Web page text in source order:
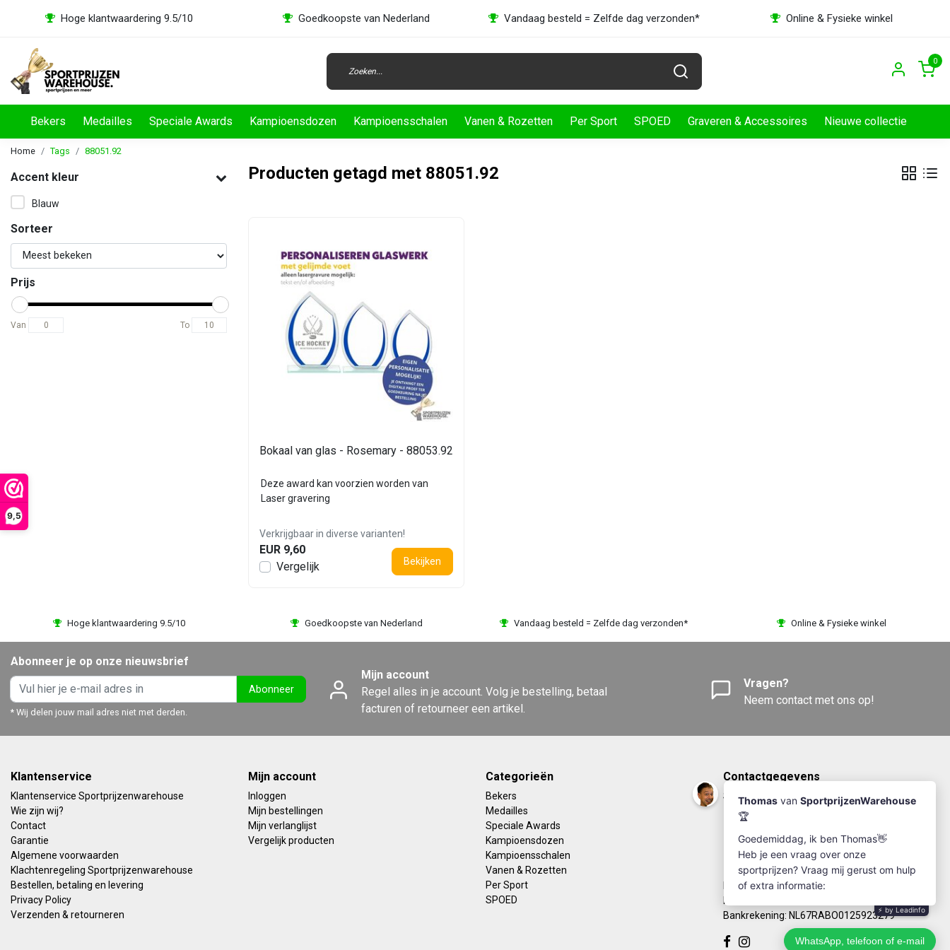
9,5
Hoge klantwaardering 9.5/10 Goedkoopste van Nederland Vandaag besteld = Zelfde dag verzonden* Online & Fysieke winkel
0
Bekers Medailles Speciale Awards Kampioensdozen Kampioensschalen Vanen & Rozetten Per Sport SPOED Graveren & Accessoires Nieuwe collectie
Home Tags 88051.92
Accent kleur
Blauw
Sorteer
Prijs
Van To
Producten getagd met 88051.92
Bokaal van glas - Rosemary - 88053.92
Deze award kan voorzien worden van
Laser gravering
Verkrijgbaar in diverse varianten!
EUR 9,60
Vergelijk
Bekijken
Hoge klantwaardering 9.5/10 Goedkoopste van Nederland Vandaag besteld = Zelfde dag verzonden* Online & Fysieke winkel
Abonneer je op onze nieuwsbrief
Abonneer
* Wij delen jouw mail adres niet met derden.
Mijn account
Regel alles in je account. Volg je bestelling, betaal
facturen of retourneer een artikel.
Vragen?
Neem contact met ons op!
Klantenservice
Klantenservice Sportprijzenwarehouse
Wie zijn wij?
Contact
Garantie
Algemene voorwaarden
Klachtenregeling Sportprijzenwarehouse
Bestellen, betaling en levering
Privacy Policy
Verzenden & retourneren
Mijn account
Inloggen
Mijn bestellingen
Mijn verlanglijst
Vergelijk producten
Categorieën
Bekers
Medailles
Speciale Awards
Kampioensdozen
Kampioensschalen
Vanen & Rozetten
Per Sport
SPOED
Contactgegevens
Sportprijzenwarehouse
+31(0)174-641111
Kleine Woerdlaan 19
2671 CA - Naaldwijk
KvK Number: 63249286
BTW-number: NL002184030B77
Bankrekening: NL67RABO0125923279